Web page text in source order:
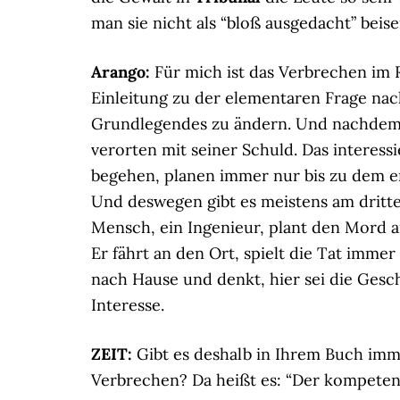
man sie nicht als “bloß ausgedacht”
Arango: Für mich ist das Verbrechen im
Einleitung zu der elementaren Frage
Grundlegendes zu ändern. Und
verorten mit seiner Schuld. Das
begehen, planen immer nur bis zu dem
Und deswegen gibt es meistens am
Mensch, ein Ingenieur, plant den Mord
Er fährt an den Ort, spielt die Tat
nach Hause und denkt, hier sei die
Interesse.
ZEIT: Gibt es deshalb in Ihrem Buch
Verbrechen? Da heißt es: “Der